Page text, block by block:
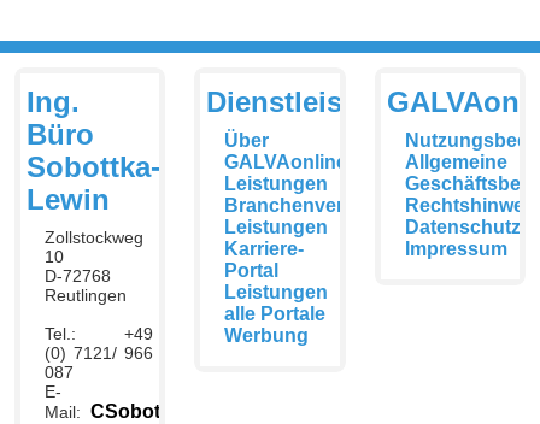
Ing.
Büro
Sobottka-
Lewin
Zollstockweg
10
D-72768
Reutlingen
Tel.: +49
(0) 7121/ 966
087
E-
Mail: CSobottka@galvaonline.de
Dienstleistungen
Über
GALVAonline
Leistungen
Branchenverzeichnis
Leistungen
Karriere-
Portal
Leistungen
alle Portale
Werbung
Allgemeine
Impressum